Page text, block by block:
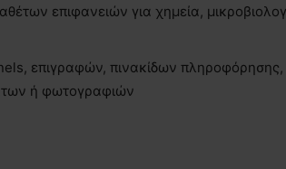
επιφανειών για χημεία,
επιγραφών, πινακίδων
ή φωτογραφιών